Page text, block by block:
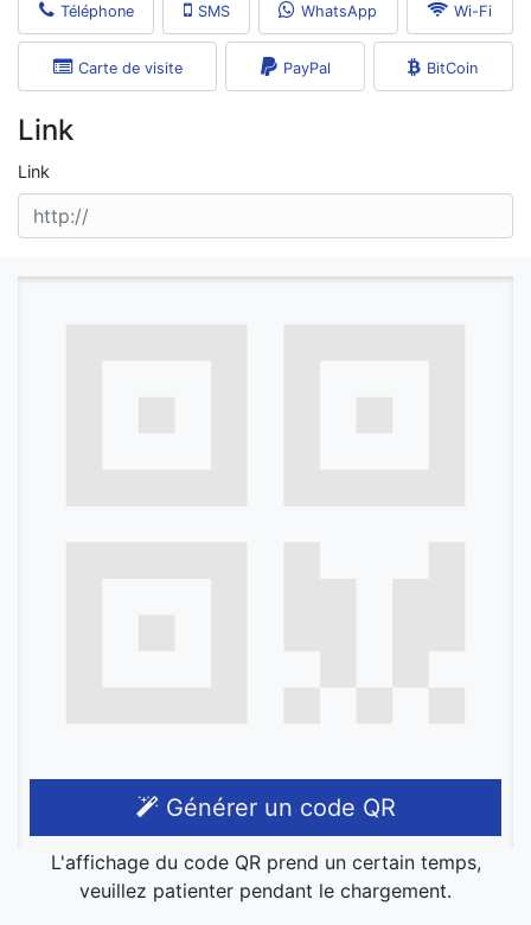
Téléphone SMS WhatsApp Wi-Fi
Carte de visite PayPal BitCoin
Link
Link
Générer un code QR
L'affichage du code QR prend un certain temps,
veuillez patienter pendant le chargement.